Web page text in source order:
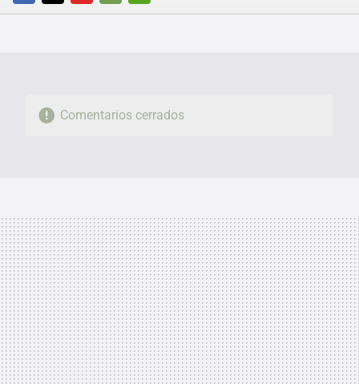
FACEBOOKTWITTERFLIPBOARD
E-
WHATSAPP
Comentarios cerrados